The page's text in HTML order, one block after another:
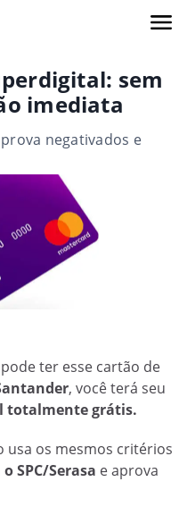
sem
imediata
negativados e
ter esse cartão de
, você terá seu
totalmente grátis.
usa os mesmos critérios
SPC/Serasa e aprova